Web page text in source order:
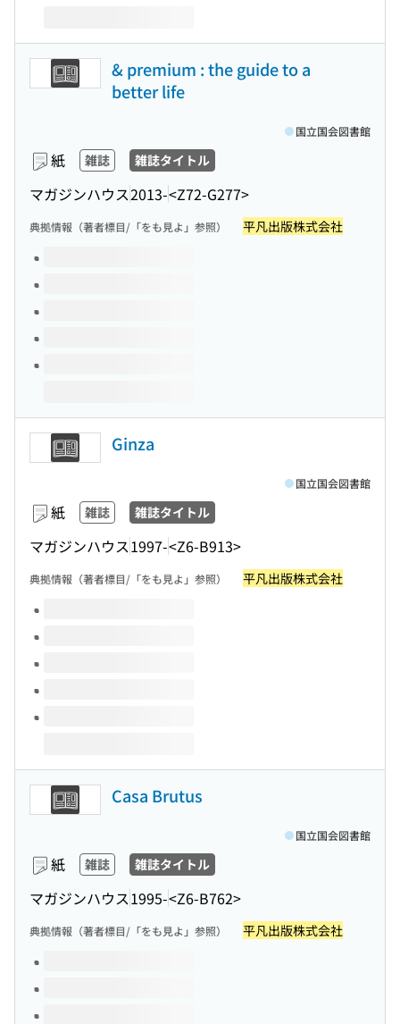
& premium : the guide to a
better life
紙 雑誌 雑誌タイトル
マガジンハウス2013-<Z72-G277>
国立国会図書館
典拠情報（著者標目/「をも見よ」参照） 平凡出版株式会社
このタイトルの巻号
Ginza
紙 雑誌 雑誌タイトル
マガジンハウス1997-<Z6-B913>
国立国会図書館
典拠情報（著者標目/「をも見よ」参照） 平凡出版株式会社
このタイトルの巻号
Casa Brutus
紙 雑誌 雑誌タイトル
マガジンハウス1995-<Z6-B762>
国立国会図書館
典拠情報（著者標目/「をも見よ」参照） 平凡出版株式会社
このタイトルの巻号